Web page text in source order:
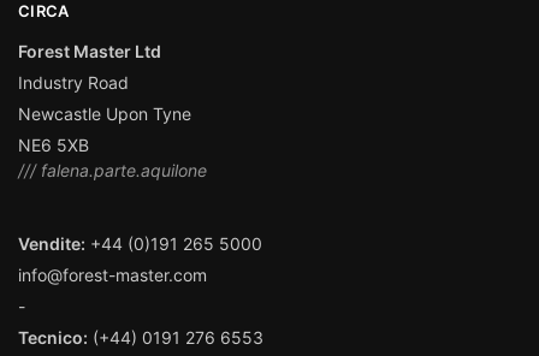
CIRCA
Forest Master Ltd
Industry Road
Newcastle Upon Tyne
NE6 5XB
/// falena.parte.aquilone
Vendite: +44 (0)191 265 5000
info@forest-master.com
-
Tecnico: (+44) 0191 276 6553